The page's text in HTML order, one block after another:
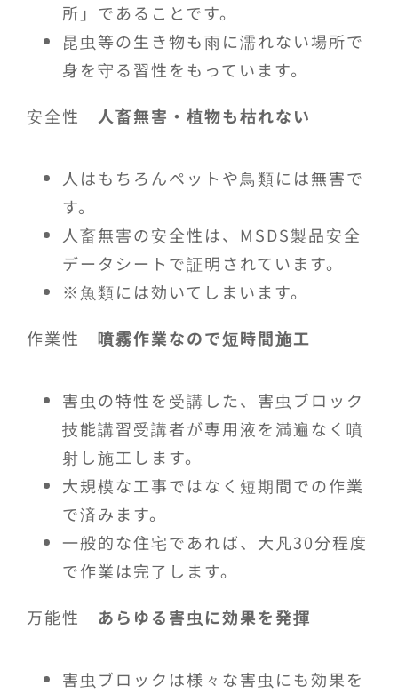
所」であることです。
昆虫等の生き物も雨に濡れない場所で
身を守る習性をもっています。
安全性 人畜無害・植物も枯れない
人はもちろんペットや鳥類には無害で
す。
人畜無害の安全性は、MSDS製品安全
データシートで証明されています。
※魚類には効いてしまいます。
作業性 噴霧作業なので短時間施工
害虫の特性を受講した、害虫ブロック
技能講習受講者が専用液を満遍なく噴
射し施工します。
大規模な工事ではなく短期間での作業
で済みます。
一般的な住宅であれば、大凡30分程度
で作業は完了します。
万能性 あらゆる害虫に効果を発揮
害虫ブロックは様々な害虫にも効果を